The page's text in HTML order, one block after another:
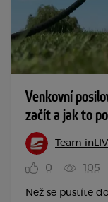
Venkovní
začít a jak to
Team
0 105
Než se pustíte